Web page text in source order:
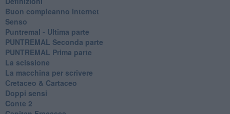
​Buon compleanno Internet
Senso
Puntremal - Ultima parte
PUNTREMAL Seconda parte
​PUNTREMAL Prima parte
La scissione
La macchina per scrivere
Cretaceo & Cartaceo
Doppi sensi
​Conte 2